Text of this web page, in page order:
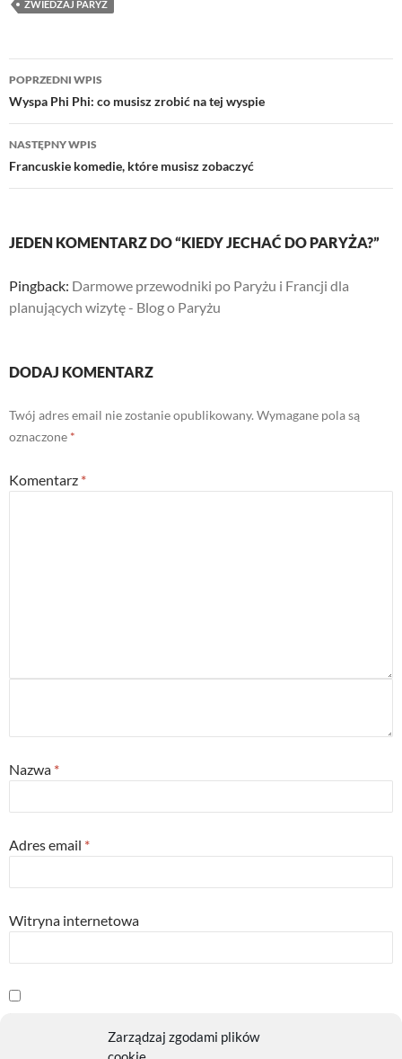
ZWIEDZAJ PARYŻ
Nawigacja
wpisu
POPRZEDNI WPIS
Wyspa Phi Phi: co musisz zrobić na tej wyspie
NASTĘPNY WPIS
Francuskie komedie, które musisz zobaczyć
JEDEN KOMENTARZ DO “KIEDY JECHAĆ DO PARYŻA?”
Pingback: Darmowe przewodniki po Paryżu i Francji dla
planujących wizytę - Blog o Paryżu
DODAJ KOMENTARZ
Twój adres email nie zostanie opublikowany. Wymagane pola są
oznaczone *
Komentarz *
Nazwa *
Adres email *
Witryna internetowa
Zarządzaj zgodami plików